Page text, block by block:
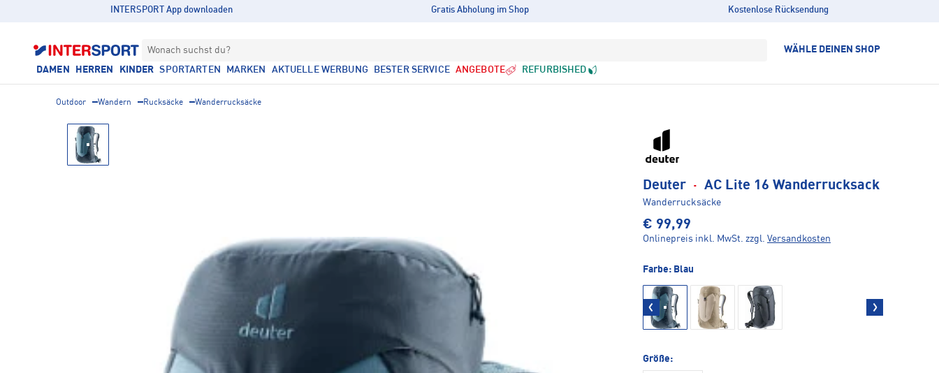
INTERSPORT App downloaden Gratis Abholung im Shop Kostenlose Rücksendung
Wonach suchst du? WÄHLE DEINEN SHOP
DAMEN HERREN KINDER SPORTARTEN MARKEN AKTUELLE WERBUNG BESTER SERVICE ANGEBOTE REFURBISHED
Outdoor Wandern Rucksäcke Wanderrucksäcke
Deuter · AC Lite 16 Wanderrucksack
Wanderrucksäcke
€ 99,99
Onlinepreis inkl. MwSt. zzgl. Versandkosten
Farbe: Blau
Größe: